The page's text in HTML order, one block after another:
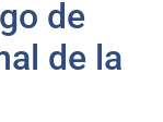
de
de la